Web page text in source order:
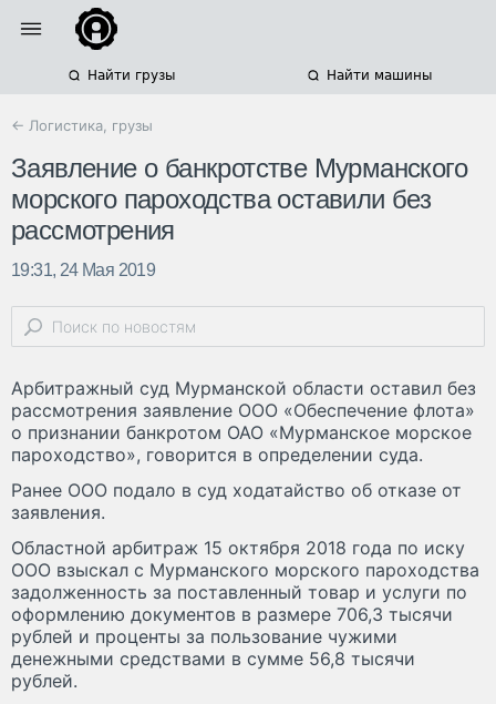
Найти грузы Найти машины
← Логистика, грузы
Заявление о банкротстве Мурманского
морского пароходства оставили без
рассмотрения
19:31, 24 Мая 2019
Арбитражный суд Мурманской области оставил без
рассмотрения заявление ООО «Обеспечение флота»
о признании банкротом ОАО «Мурманское морское
пароходство», говорится в определении суда.
Ранее ООО подало в суд ходатайство об отказе от
заявления.
Областной арбитраж 15 октября 2018 года по иску
ООО взыскал с Мурманского морского пароходства
задолженность за поставленный товар и услуги по
оформлению документов в размере 706,3 тысячи
рублей и проценты за пользование чужими
денежными средствами в сумме 56,8 тысячи
рублей.